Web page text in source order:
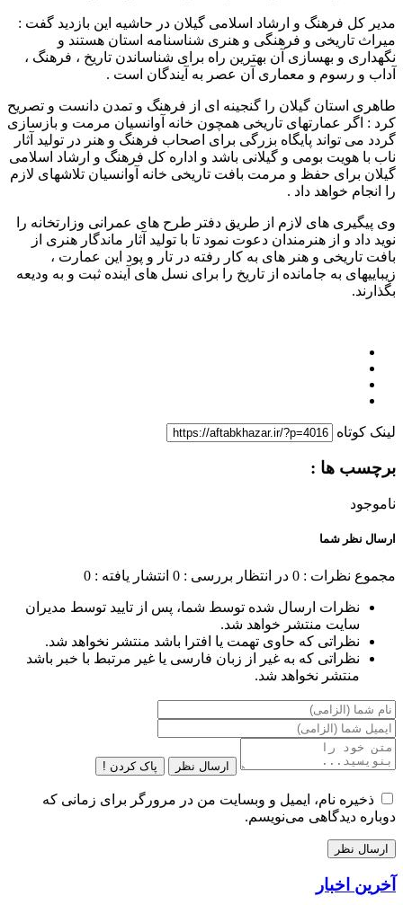
مدیر کل فرهنگ و ارشاد اسلامی گیلان در حاشیه این بازدید گفت :
میراث تاریخی و فرهنگی و هنری شناسنامه استان هستند و
نگهداری و بهسازی آن بهترین راه برای شناساندن تاریخ ، فرهنگ ،
آداب و رسوم و معماری آن عصر به آیندگان است .
طاهری استان گیلان را گنجینه ای از فرهنگ و تمدن دانست و تصریح
کرد : اگر عمارتهای تاریخی همچون خانه آوانسیان مرمت و بازسازی
گردد می تواند پایگاه بزرگی برای اصحاب فرهنگ و هنر در تولید آثار
ناب با هویت بومی و گیلانی باشد و اداره کل فرهنگ و ارشاد اسلامی
گیلان برای حفظ و مرمت بافت تاریخی خانه آوانسیان تلاشهای لازم
را انجام خواهد داد .
وی پیگیری های لازم از طریق دفتر طرح های عمرانی وزارتخانه را
نوید داد و از هنرمندان دعوت نمود تا با تولید آثار ماندگار هنری از
بافت تاریخی و هنر های به کار رفته در تار و پود این عمارت ،
زیباییهای به جامانده از تاریخ را برای نسل های آینده ثبت و به ودیعه
بگذارند.
لینک کوتاه
برچسب ها :
ناموجود
ارسال نظر شما
مجموع نظرات : 0 در انتظار بررسی : 0 انتشار یافته : 0
نظرات ارسال شده توسط شما، پس از تایید توسط مدیران
سایت منتشر خواهد شد.
نظراتی که حاوی تهمت یا افترا باشد منتشر نخواهد شد.
نظراتی که به غیر از زبان فارسی یا غیر مرتبط با خبر باشد
منتشر نخواهد شد.
ارسال نظر پاک کردن !
ذخیره نام، ایمیل و وبسایت من در مرورگر برای زمانی که
دوباره دیدگاهی می‌نویسم.
آخرین اخبار